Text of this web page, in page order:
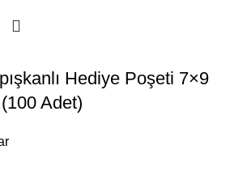
Hediye Poşeti 7×9
Adet)